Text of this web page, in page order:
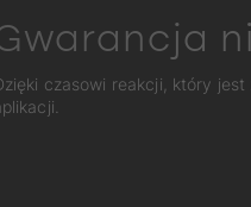
czasowi reakcji, który